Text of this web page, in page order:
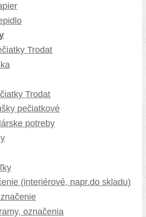
Trodat
Trodat
pečiatkové
potreby
(interiérové, napr.do skladu)
označenia